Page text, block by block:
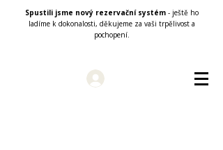
Spustili jsme nový rezervační systém- ještě ho
ladíme k dokonalosti, děkujeme za vaši trpělivost a
pochopení.